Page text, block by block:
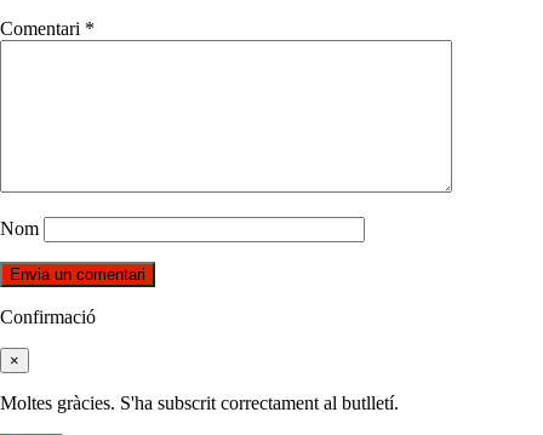
Comentari *
Nom
Confirmació
×
Moltes gràcies. S'ha subscrit correctament al butlletí.